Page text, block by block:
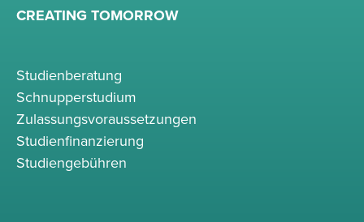
CREATING TOMORROW
Studienberatung
Schnupperstudium
Zulassungsvoraussetzungen
Studienfinanzierung
Studiengebühren